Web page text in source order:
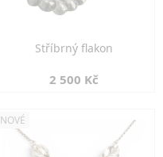
Stříbrný flakon
2 500 Kč
NOVÉ